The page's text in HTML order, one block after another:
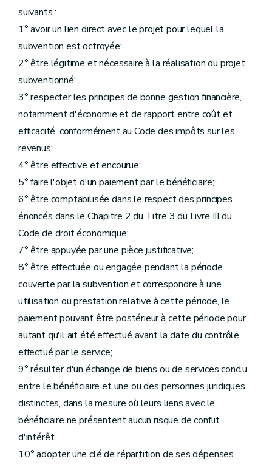
suivants :
1° avoir un lien direct avec le projet pour lequel la
subvention est octroyée;
2° être légitime et nécessaire à la réalisation du projet
subventionné;
3° respecter les principes de bonne gestion financière,
notamment d'économie et de rapport entre coût et
efficacité, conformément au Code des impôts sur les
revenus;
4° être effective et encourue;
5° faire l'objet d'un paiement par le bénéficiaire;
6° être comptabilisée dans le respect des principes
énoncés dans le Chapitre 2 du Titre 3 du Livre III du
Code de droit économique;
7° être appuyée par une pièce justificative;
8° être effectuée ou engagée pendant la période
couverte par la subvention et correspondre à une
utilisation ou prestation relative à cette période, le
paiement pouvant être postérieur à cette période pour
autant qu'il ait été effectué avant la date du contrôle
effectué par le service;
9° résulter d'un échange de biens ou de services conclu
entre le bénéficiaire et une ou des personnes juridiques
distinctes, dans la mesure où leurs liens avec le
bénéficiaire ne présentent aucun risque de conflit
d'intérêt;
10° adopter une clé de répartition de ses dépenses